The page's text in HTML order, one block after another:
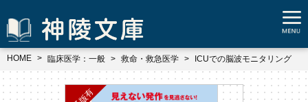
HOME 臨床医学：一般 救命・救急医学 ICUでの脳波モニタリング